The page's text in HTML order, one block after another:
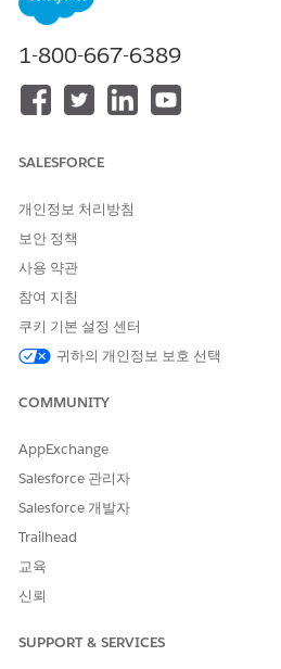
인테이크 특성
이 템플릿의 인테이크 양식은 직원에게
다.
구매 주문 배달 방법: 구매 주문을
경 사항을 전달하는 데 사용되는 방
다.
공급업체 이름: 공급업체의 이름입
기본 연락처 이름: 공급자 계정과
없이)입니다.
기본 연락처 성: 공급자 계정과 연
기본 이메일: 공급업체 계정과 연결
소입니다.
상세 주소: 공급업체의 상세 주소입
주: 공급업체 주소의 시/도입니다.
국가: 공급업체 주소의 국가입니다.
우편 번호: 공급업체 주소의 우편 번
비즈니스 근거: 공급자 계정을 만드
수동 처리
이 서비스 프로세스는 수동 처리를 위
도록 Flow Builder에서 플로를 구축할
1-800-667-6389
SALESFORCE
개인정보 처리방침
보안 정책
사용 약관
참여 지침
쿠키 기본 설정 센터
귀하의 개인정보 보호 선택
COMMUNITY
AppExchange
Salesforce 관리자
Salesforce 개발자
Trailhead
교육
신뢰
SUPPORT & SERVICES